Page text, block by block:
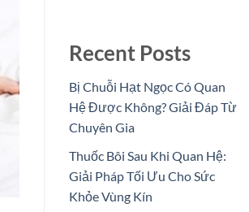
Recent Posts
Bị Chuỗi Hạt Ngọc Có Quan
Hệ Được Không? Giải Đáp Từ
Chuyên Gia
Thuốc Bôi Sau Khi Quan Hệ:
Giải Pháp Tối Ưu Cho Sức
Khỏe Vùng Kín